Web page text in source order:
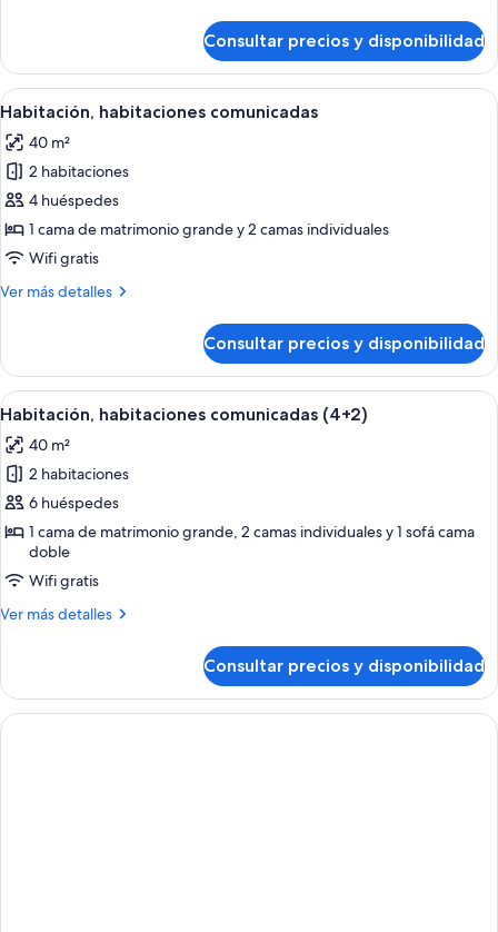
(4+2)
habitaciones
comunicadas,
vistas
la
piscina
(4+2)
Consultar precios y disponibilidad
Abrir
todas
las
fotos
de
Habitación,
habitaciones
Habitación de hotel con dos camas,
5
Habitación, habitaciones comunicadas
40 m²
2 habitaciones
4 huéspedes
1 cama de matrimonio grande y 2 camas individuales
Wifi gratis
Ver más detalles
Más
habitaciones
comunicadas
Consultar precios y disponibilidad
Abrir
todas
las
fotos
de
Habitación,
habitaciones
comunicadas
(4+2)
Habitación de hotel con dos camas,
5
Habitación, habitaciones comunicadas (4+2)
40 m²
2 habitaciones
6 huéspedes
1 cama de matrimonio grande, 2 camas individuales y 1 sofá cama
doble
Wifi gratis
Ver más detalles
Más
habitaciones
comunicadas
(4+2)
Consultar precios y disponibilidad